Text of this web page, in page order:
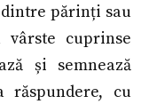
părinți sau
cuprinse
și semnează
răspundere, cu